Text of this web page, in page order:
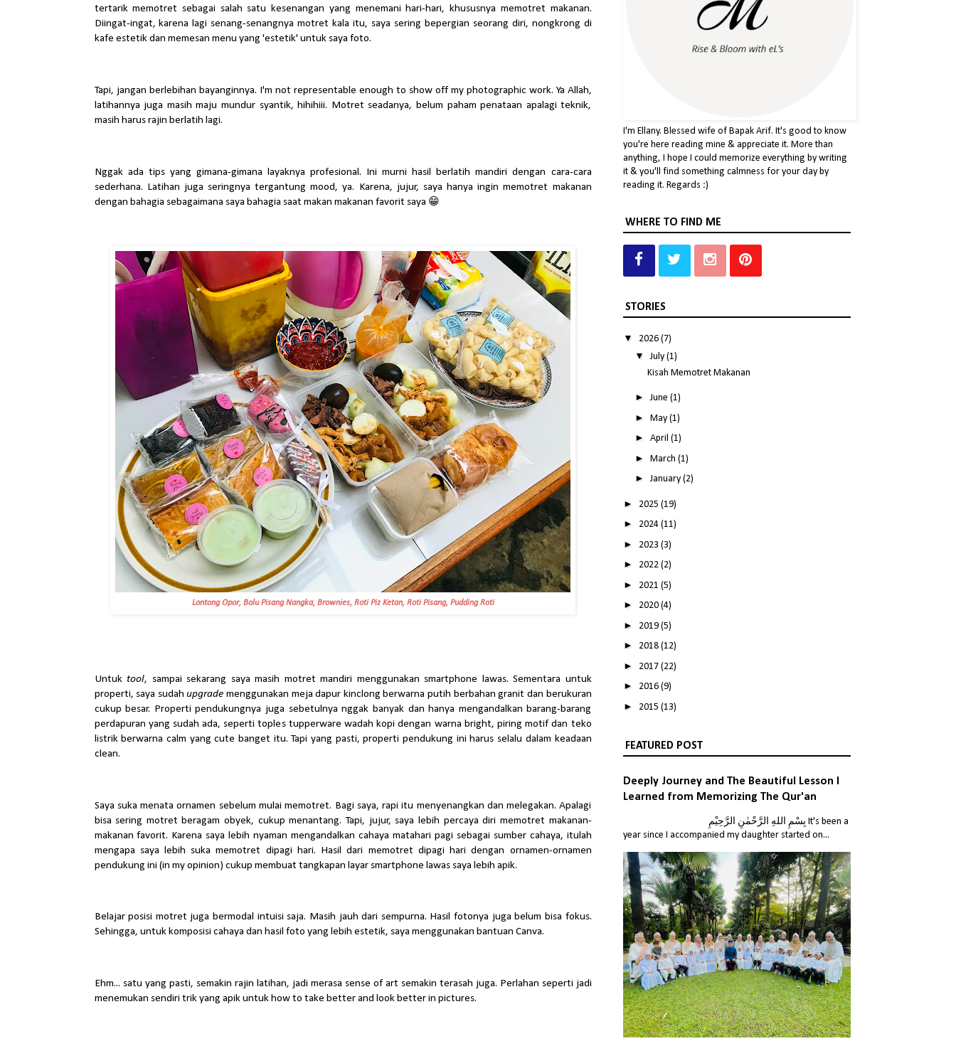
tertarik memotret sebagai salah satu kesenangan yang menemani hari-hari, khususnya memotret makanan.
Diingat-ingat, karena lagi senang-senangnya motret kala itu, saya sering bepergian seorang diri, nongkrong di
kafe estetik dan memesan menu yang 'estetik' untuk saya foto.
Tapi, jangan berlebihan bayanginnya. I'm not representable enough to show off my photographic work. Ya Allah,
latihannya juga masih maju mundur syantik, hihihiii. Motret seadanya, belum paham penataan apalagi teknik,
masih harus rajin berlatih lagi.
Nggak ada tips yang gimana-gimana layaknya profesional. Ini murni hasil berlatih mandiri dengan cara-cara
sederhana. Latihan juga seringnya tergantung mood, ya. Karena, jujur, saya hanya ingin memotret makanan
dengan bahagia sebagaimana saya bahagia saat makan makanan favorit saya 😁
Lontong Opor, Bolu Pisang Nangka, Brownies, Roti Piz Ketan, Roti Pisang, Pudding Roti
Untuk tool, sampai sekarang saya masih motret mandiri menggunakan smartphone lawas. Sementara untuk
properti, saya sudahupgrade menggunakan meja dapur kinclong berwarna putih berbahan granit dan berukuran
cukup besar. Properti pendukungnya juga sebetulnya nggak banyak dan hanya mengandalkan barang-barang
perdapuran yang sudah ada, seperti toples tupperware wadah kopi dengan warna bright, piring motif dan teko
listrik berwarna calm yang cute banget itu. Tapi yang pasti, properti pendukung ini harus selalu dalam keadaan
clean.
Saya suka menata ornamen sebelum mulai memotret. Bagi saya, rapi itu menyenangkan dan melegakan. Apalagi
bisa sering motret beragam obyek, cukup menantang. Tapi, jujur, saya lebih percaya diri memotret makanan-
makanan favorit. Karena saya lebih nyaman mengandalkan cahaya matahari pagi sebagai sumber cahaya, itulah
mengapa saya lebih suka memotret dipagi hari. Hasil dari memotret dipagi hari dengan ornamen-ornamen
pendukung ini (in my opinion) cukup membuat tangkapan layar smartphone lawas saya lebih apik.
Belajar posisi motret juga bermodal intuisi saja. Masih jauh dari sempurna. Hasil fotonya juga belum bisa fokus.
Sehingga, untuk komposisi cahaya dan hasil foto yang lebih estetik, saya menggunakan bantuan Canva.
Ehm... satu yang pasti, semakin rajin latihan, jadi merasa sense of art semakin terasah juga. Perlahan seperti jadi
menemukan sendiri trik yang apik untuk how to take better and look better in pictures.
I'm Ellany. Blessed wife of Bapak Arif. It's good to know
you're here reading mine & appreciate it. More than
anything, I hope I could memorize everything by writing
it & you'll find something calmness for your day by
reading it. Regards :)
WHERE TO FIND ME
STORIES
▼ 2026 (7)
▼July(1)
Kisah Memotret Makanan
►June(1)
►May(1)
►April(1)
►March(1)
►January(2)
► 2025 (19)
► 2024 (11)
► 2023 (3)
► 2022 (2)
► 2021 (5)
► 2020 (4)
► 2019 (5)
► 2018 (12)
► 2017 (22)
► 2016 (9)
► 2015 (13)
FEATURED POST
Deeply Journey and The Beautiful Lesson I
Learned from Memorizing The Qur'an
year since I accompanied my daughter started on...